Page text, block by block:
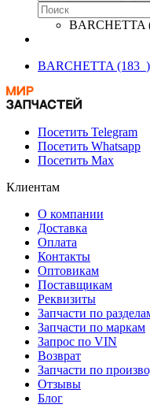
BARCHETTA
BARCHETTA (183_)
Посетить Telegram
Посетить Whatsapp
Посетить Max
Клиентам
О компании
Доставка
Оплата
Контакты
Оптовикам
Поставщикам
Реквизиты
Запчасти по
Запчасти по маркам
Запрос по VIN
Возврат
Запчасти по
Отзывы
Блог